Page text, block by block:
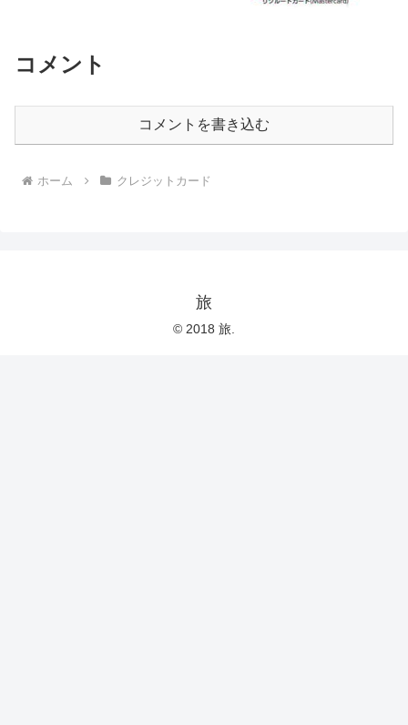
コメント
コメントを書き込む
ホーム クレジットカード
旅
© 2018 旅.